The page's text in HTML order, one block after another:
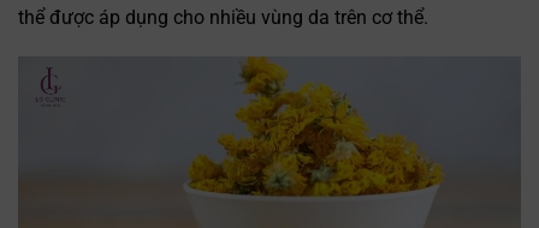
thể được áp dụng cho nhiều vùng da trên cơ thể.